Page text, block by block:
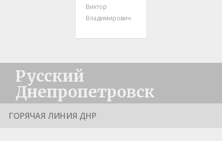
Виктор
Владимирович
Русский
Днепропетровск
ГОРЯЧАЯ ЛИНИЯ ДНР